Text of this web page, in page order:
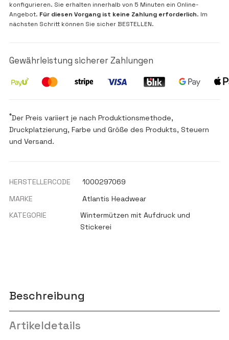
konfigurieren. Sie erhalten innerhalb von 5 Minuten ein Online-
Angebot. Für diesen Vorgang ist keine Zahlung erforderlich. Im
nächsten Schritt können Sie sicher BESTELLEN.
Gewährleistung sicherer Zahlungen
*Der Preis variiert je nach Produktionsmethode,
Druckplatzierung, Farbe und Größe des Produkts, Steuern
und Versand.
HERSTELLERCODE
1000297069
MARKE
Atlantis Headwear
KATEGORIE
Wintermützen mit Aufdruck und
Stickerei
Beschreibung
Artikeldetails